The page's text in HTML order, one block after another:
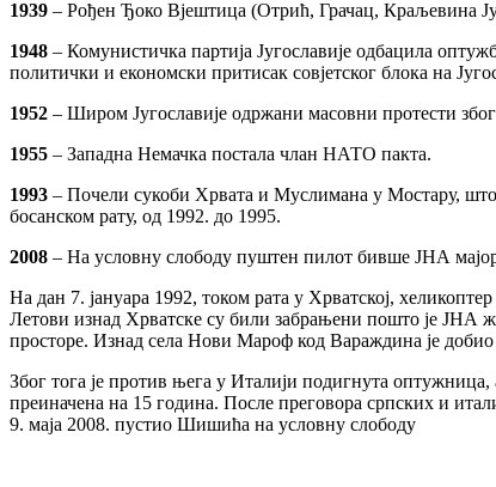
1939 – Рођен Ђоко Вјештица (Отрић, Грачац, Краљевина
1948 – Комунистичка партија Југославије одбацила
политички и економски притисак совјетског блока на
1952 – Широм Југославије одржани масовни протести
1955 – Западна Немачка постала члан НАТО пакта.
1993 – Почели сукоби Хрвата и Муслимана у Мостару,
босанском рату, од 1992. до 1995.
2008 – На условну слободу пуштен пилот бивше ЈНА
На дан 7. јануара 1992, током рата у Хрватској,
Летови изнад Хрватске су били забрањени пошто је ЈНА
просторе. Изнад села Нови Мароф код Вараждина је
Због тога је против њега у Италији подигнута
преиначена на 15 година. После преговора српских и
9. маја 2008. пустио Шишића на условну слободу